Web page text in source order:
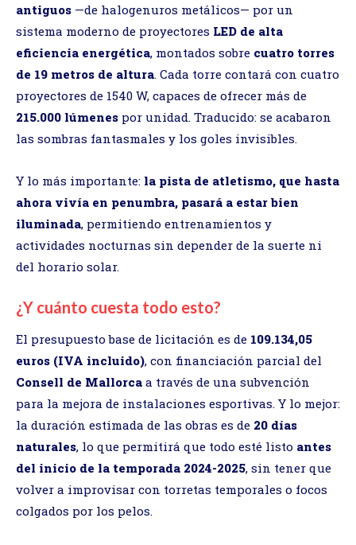
antiguos —de halogenuros metálicos— por un
sistema moderno de proyectores LED de alta
eficiencia energética, montados sobre cuatro torres
de 19 metros de altura. Cada torre contará con cuatro
proyectores de 1540 W, capaces de ofrecer más de
215.000 lúmenes por unidad. Traducido: se acabaron
las sombras fantasmales y los goles invisibles.
Y lo más importante: la pista de atletismo, que hasta
ahora vivía en penumbra, pasará a estar bien
iluminada, permitiendo entrenamientos y
actividades nocturnas sin depender de la suerte ni
del horario solar.
¿Y cuánto cuesta todo esto?
El presupuesto base de licitación es de 109.134,05
euros (IVA incluido), con financiación parcial del
Consell de Mallorca a través de una subvención
para la mejora de instalaciones esportivas. Y lo mejor:
la duración estimada de las obras es de 20 días
naturales, lo que permitirá que todo esté listo antes
del inicio de la temporada 2024-2025, sin tener que
volver a improvisar con torretas temporales o focos
colgados por los pelos.